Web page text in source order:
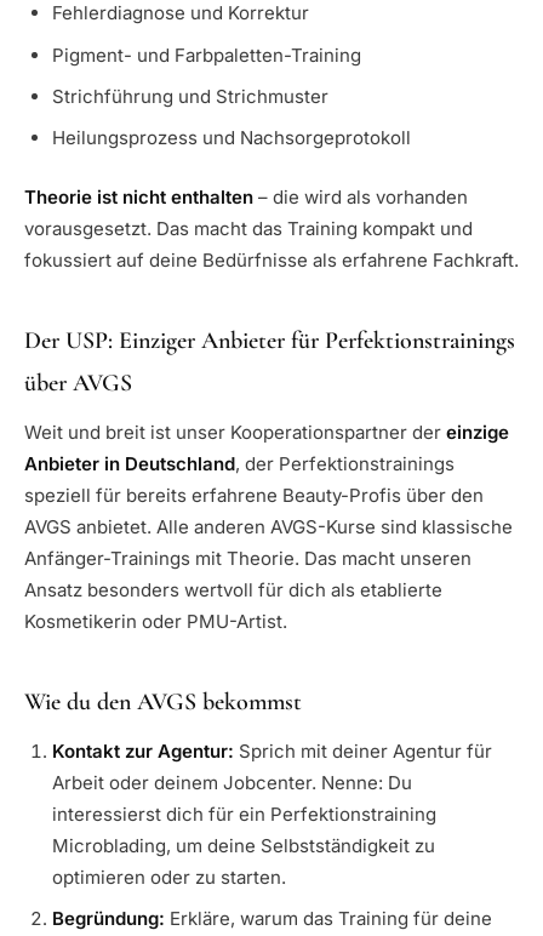
Fehlerdiagnose und Korrektur
Pigment- und Farbpaletten-Training
Strichführung und Strichmuster
Heilungsprozess und Nachsorgeprotokoll
Theorie ist nicht enthalten – die wird als vorhanden
vorausgesetzt. Das macht das Training kompakt und
fokussiert auf deine Bedürfnisse als erfahrene Fachkraft.
Der USP: Einziger Anbieter für Perfektionstrainings
über AVGS
Weit und breit ist unser Kooperationspartner der einzige
Anbieter in Deutschland, der Perfektionstrainings
speziell für bereits erfahrene Beauty-Profis über den
AVGS anbietet. Alle anderen AVGS-Kurse sind klassische
Anfänger-Trainings mit Theorie. Das macht unseren
Ansatz besonders wertvoll für dich als etablierte
Kosmetikerin oder PMU-Artist.
Wie du den AVGS bekommst
Kontakt zur Agentur: Sprich mit deiner Agentur für
Arbeit oder deinem Jobcenter. Nenne: Du
interessierst dich für ein Perfektionstraining
Microblading, um deine Selbstständigkeit zu
optimieren oder zu starten.
Begründung: Erkläre, warum das Training für deine